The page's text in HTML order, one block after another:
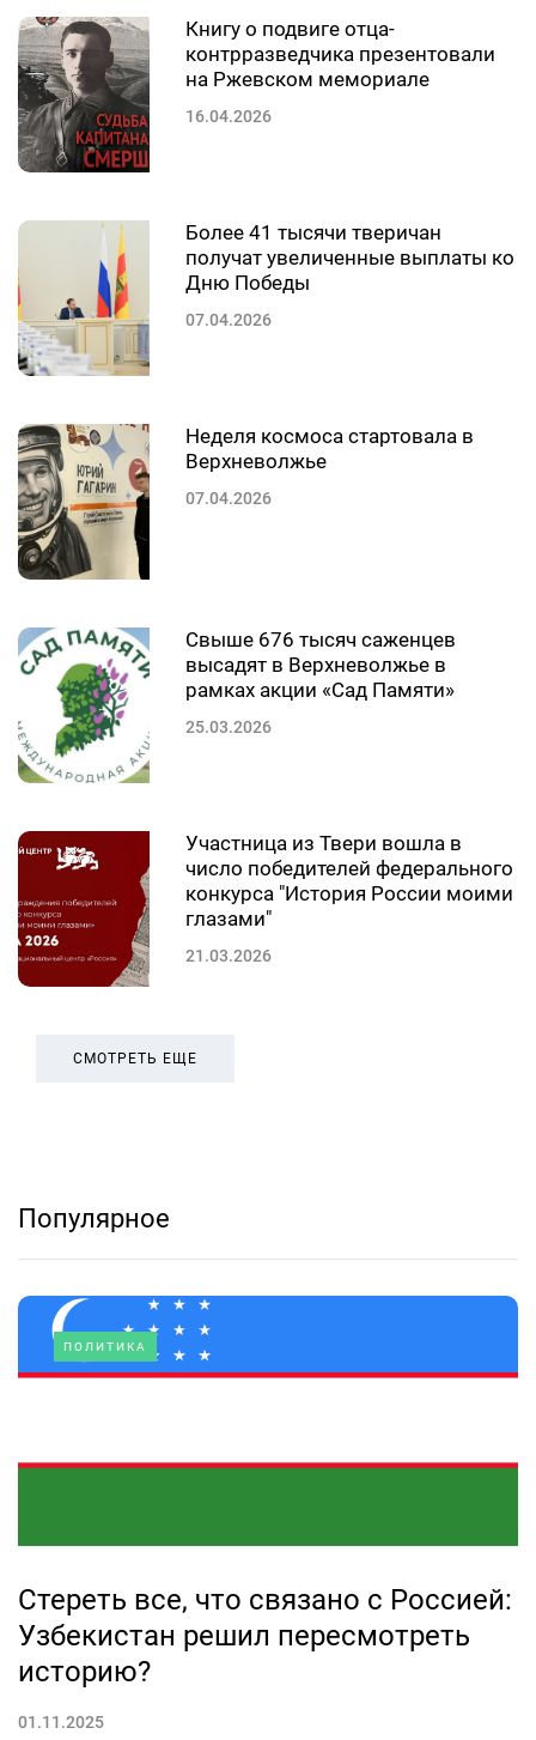
Книгу о подвиге отца-
контрразведчика презентовали
на Ржевском мемориале
16.04.2026
Более 41 тысячи тверичан
получат увеличенные выплаты ко
Дню Победы
07.04.2026
Неделя космоса стартовала в
Верхневолжье
07.04.2026
Свыше 676 тысяч саженцев
высадят в Верхневолжье в
рамках акции «Сад Памяти»
25.03.2026
Участница из Твери вошла в
число победителей федерального
конкурса "История России моими
глазами"
21.03.2026
СМОТРЕТЬ ЕЩЕ
Популярное
ПОЛИТИКА
Стереть все, что связано с Россией:
Узбекистан решил пересмотреть
историю?
01.11.2025